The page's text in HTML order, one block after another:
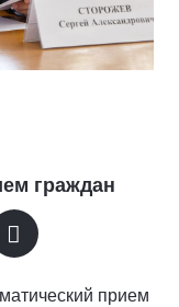
граждан
прием